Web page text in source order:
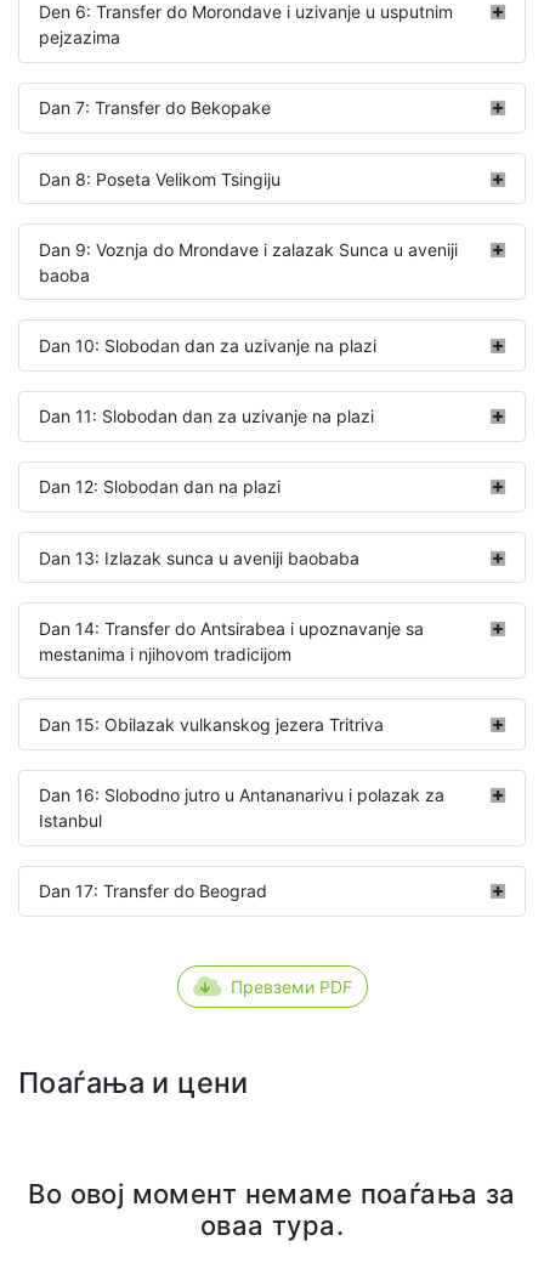
Den 6: Transfer do Morondave i uzivanje u usputnim
pejzazima
Dan 7: Transfer do Bekopake
Dan 8: Poseta Velikom Tsingiju
Dan 9: Voznja do Mrondave i zalazak Sunca u aveniji
baoba
Dan 10: Slobodan dan za uzivanje na plazi
Dan 11: Slobodan dan za uzivanje na plazi
Dan 12: Slobodan dan na plazi
Dan 13: Izlazak sunca u aveniji baobaba
Dan 14: Transfer do Antsirabea i upoznavanje sa
mestanima i njihovom tradicijom
Dan 15: Obilazak vulkanskog jezera Tritriva
Dan 16: Slobodno jutro u Antananarivu i polazak za
Istanbul
Dan 17: Transfer do Beograd
Превземи PDF
Поаѓања и цени
Во овој момент немаме поаѓања за
оваа тура.